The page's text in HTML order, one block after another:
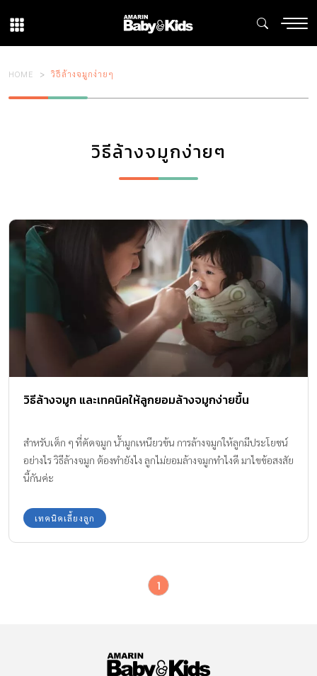
HOME วิธีล้างจมูกง่ายๆ
วิธีล้างจมูกง่ายๆ
วิธีล้างจมูก และเทคนิคให้ลูกยอมล้างจมูกง่ายขึ้น
สำหรับเด็ก ๆ ที่คัดจมูก น้ำมูกเหนียวข้น การล้างจมูกให้ลูกมีประโยชน์
อย่างไร วิธีล้างจมูก ต้องทำยังไง ลูกไม่ยอมล้างจมูกทำไงดี มาไขข้อสงสัย
นี้กันค่ะ
เทคนิคเลี้ยงลูก
1